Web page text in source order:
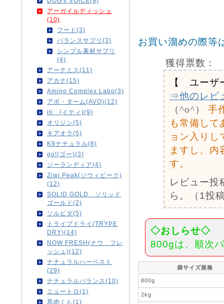
アーガイルディッシュ
(10)
フード(3)
バランスサプリ(3)
シンプル素材サプリ
(4)
アーテミス(11)
アカナ(15)
Amino Complex Labo(3)
アボ・ダーム(AVO)(12)
iti (イティ)(9)
オリジン(5)
キアオラ(5)
K9ナチュラル(8)
go!(ゴー)(3)
ジーランディア(4)
Ziwi Peak(ジウィピーク)
(12)
SOLID GOLD ソリッド
ゴールド(2)
ソルビダ(5)
トライプドライ(TRYPE
DRY)(14)
NOW FRESH(ナウ フレ
ッシュ)(12)
ナチュラルハーベスト
(29)
ナチュラルバランス(10)
ニュートロ(1)
馬肉くん(1)
お買い溜めの際等
獲得票数：
【 ユーザ
⇒他のレビ
（^o^）
手
も常備して
ョン入りし
ますし、内
す。
レビュー投
ら。（1投
◇おしらせ◇
800gは、順次
袋サイズ規格
800g
2kg